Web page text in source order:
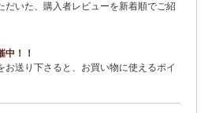
キテンゲ本革仕立て
～キテンゲ◇ハ
ス～キテンゲ◇ハイクオリティ◇で
ンの技×アフリカの色』
だいた、購入者レビューを新着順でご紹
中！！
お送り下さると、お買い物に使えるポイ